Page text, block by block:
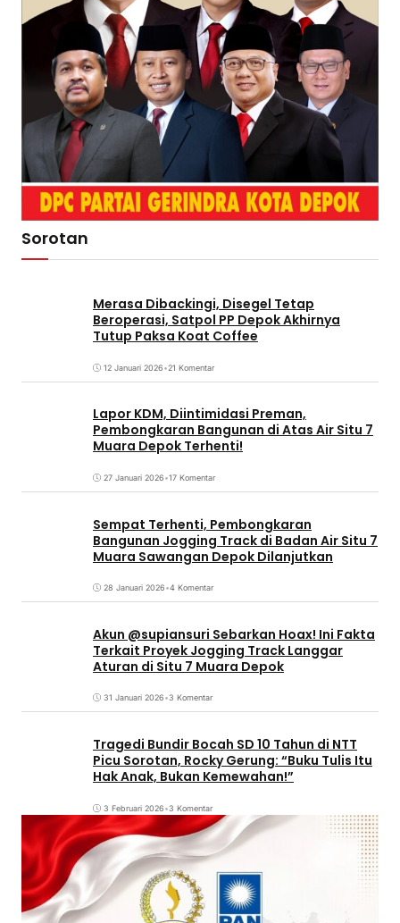
Sorotan
Merasa Dibackingi, Disegel Tetap
Beroperasi, Satpol PP Depok Akhirnya
Tutup Paksa Koat Coffee
12 Januari 2026•21 Komentar
Lapor KDM, Diintimidasi Preman,
Pembongkaran Bangunan di Atas Air Situ 7
Muara Depok Terhenti!
27 Januari 2026•17 Komentar
Sempat Terhenti, Pembongkaran
Bangunan Jogging Track di Badan Air Situ 7
Muara Sawangan Depok Dilanjutkan
28 Januari 2026•4 Komentar
Akun @supiansuri Sebarkan Hoax! Ini Fakta
Terkait Proyek Jogging Track Langgar
Aturan di Situ 7 Muara Depok
31 Januari 2026•3 Komentar
Tragedi Bundir Bocah SD 10 Tahun di NTT
Picu Sorotan, Rocky Gerung: “Buku Tulis Itu
Hak Anak, Bukan Kemewahan!”
3 Februari 2026•3 Komentar